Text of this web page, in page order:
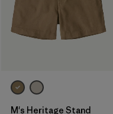
M's Heritage Stand